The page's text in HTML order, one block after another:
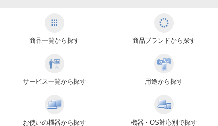
商品一覧から探す 商品ブランドから探す
サービス一覧から探す 用途から探す
お使いの機器から探す 機器・OS対応別で探す